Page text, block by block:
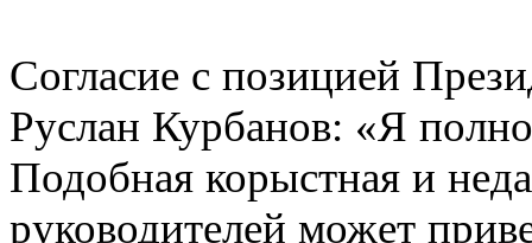
Согласие с позицией
Руслан Курбанов: «Я
Подобная корыстная и
руководителей может